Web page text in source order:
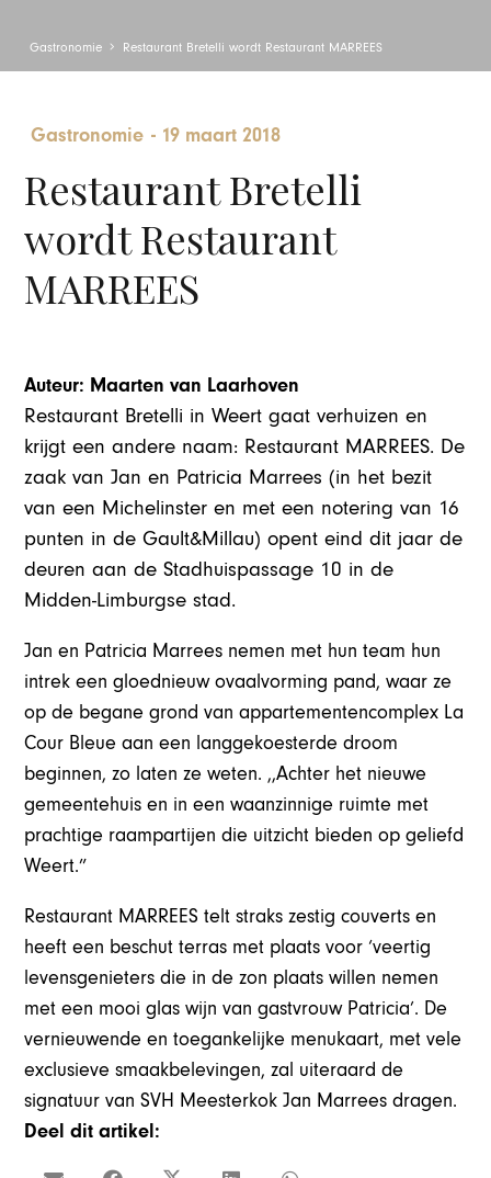
Gastronomie Restaurant Bretelli wordt Restaurant MARREES
Gastronomie - 19 maart 2018
Restaurant Bretelli
wordt Restaurant
MARREES
Auteur: Maarten van Laarhoven
Restaurant Bretelli in Weert gaat verhuizen en
krijgt een andere naam: Restaurant MARREES. De
zaak van Jan en Patricia Marrees (in het bezit
van een Michelinster en met een notering van 16
punten in de Gault&Millau) opent eind dit jaar de
deuren aan de Stadhuispassage 10 in de
Midden-Limburgse stad.
Jan en Patricia Marrees nemen met hun team hun
intrek een gloednieuw ovaalvorming pand, waar ze
op de begane grond van appartementencomplex La
Cour Bleue aan een langgekoesterde droom
beginnen, zo laten ze weten. ,,Achter het nieuwe
gemeentehuis en in een waanzinnige ruimte met
prachtige raampartijen die uitzicht bieden op geliefd
Weert.”
Restaurant MARREES telt straks zestig couverts en
heeft een beschut terras met plaats voor ‘veertig
levensgenieters die in de zon plaats willen nemen
met een mooi glas wijn van gastvrouw Patricia’. De
vernieuwende en toegankelijke menukaart, met vele
exclusieve smaakbelevingen, zal uiteraard de
signatuur van SVH Meesterkok Jan Marrees dragen.
Deel dit artikel: